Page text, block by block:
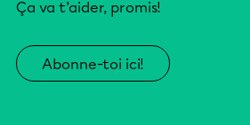
Ça va t’aider, promis!
Abonne-toi ici!